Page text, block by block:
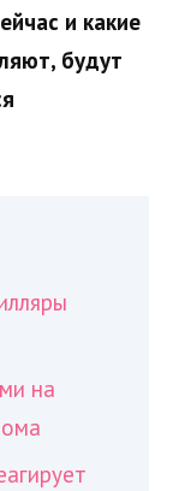
и какие
будут
на